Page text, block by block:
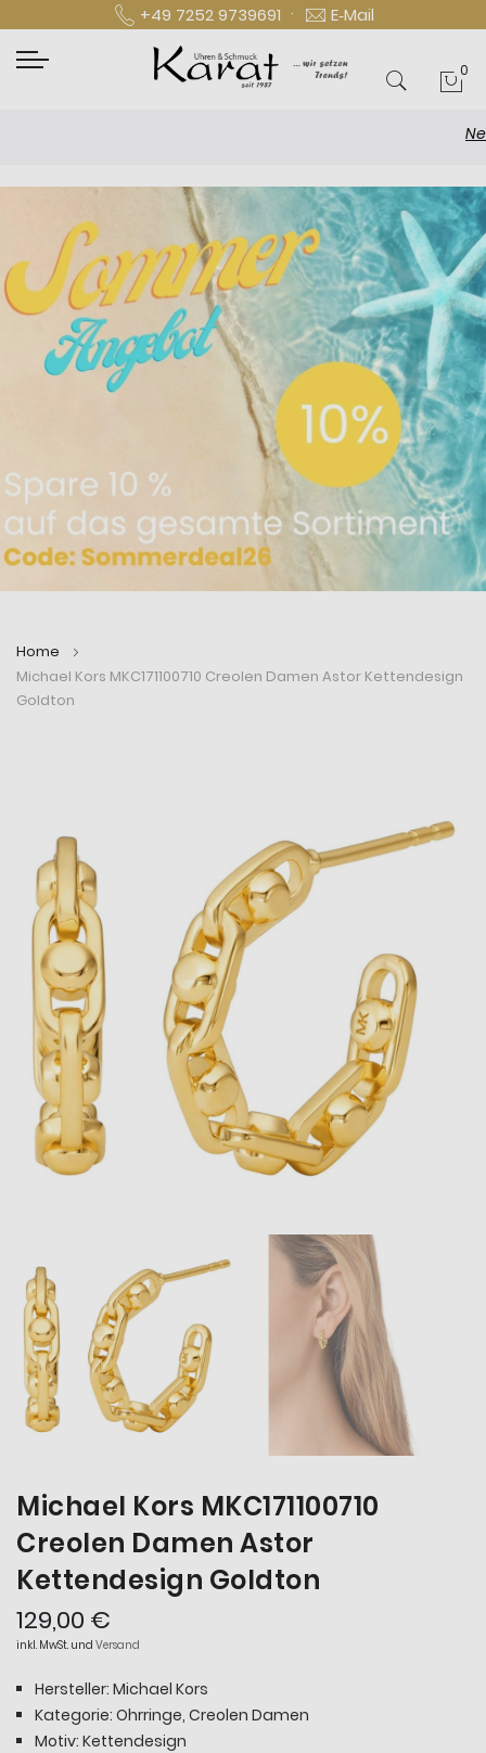
+49 7252 9739691 · E‑Mail
0
Home
Michael Kors MKC171100710 Creolen Damen Astor Kettendesign
Goldton
Bildergalerie
springen
Bildergalerie
springen
Michael Kors MKC171100710
Creolen Damen Astor
Kettendesign Goldton
129,00 €
inkl. MwSt. und Versand
Hersteller: Michael Kors
Kategorie: Ohrringe, Creolen Damen
Motiv: Kettendesign